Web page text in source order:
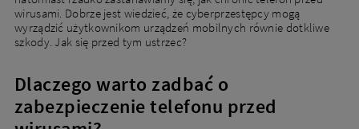
wirusami. Dobrze jest wiedzieć, że cyberprzestępcy mogą
wyrządzić użytkownikom urządzeń mobilnych równie dotkliwe
szkody. Jak się przed tym ustrzec?
Dlaczego warto zadbać o
zabezpieczenie telefonu przed